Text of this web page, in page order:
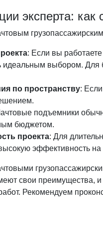
эксперта:
: Если вы
идеальным выбором. Для
по пространству:
подъемники
бюджетом.
проекта: Для
эффективность на
свои преимущества, и
Рекомендуем